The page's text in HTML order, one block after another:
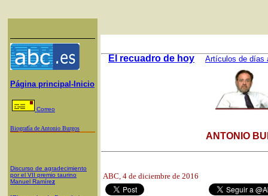
Página principal-Inicio
Correo
Biografía de Antonio Burgos
Discurso de agradecimiento
por el VII premio taurino
Manuel Ramírez
El recuadro de hoy Artículos de días
ANTONIO
ABC, 4 de diciembre de 2016